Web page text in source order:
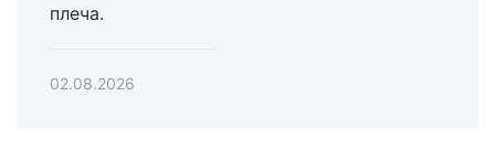
плеча.
02.08.2026